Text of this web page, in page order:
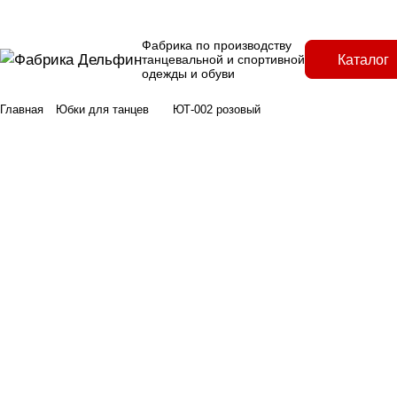
Фабрика по производству
танцевальной и спортивной
одежды и обуви
Каталог
Главная Юбки для танцев ЮТ-002 розовый